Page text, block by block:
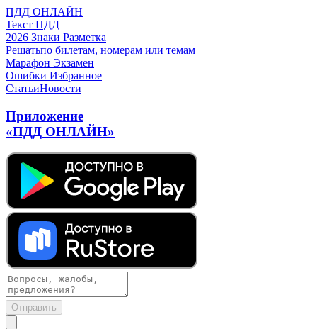
ПДД ОНЛАЙН
Текст ПДД
2026 Знаки Разметка
Решатьпо билетам, номерам или темам
Марафон Экзамен
Ошибки Избранное
СтатьиНовости
Приложение
«ПДД ОНЛАЙН»
Отправить